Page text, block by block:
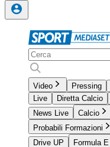
Video Pressing
Live
Diretta Calcio
News Live
Calcio
Probabili Formazioni
Drive UP
Formula E